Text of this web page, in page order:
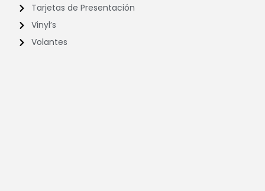
Tarjetas de Presentación
Vinyl’s
Volantes